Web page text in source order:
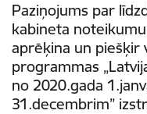
Paziņojums par
kabineta
aprēķina un piešķir
programmas
no 2020.gada
31.decembrim”